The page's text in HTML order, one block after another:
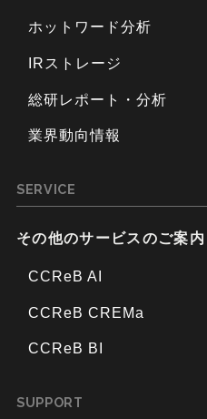
ホットワード分析
IRストレージ
総研レポート・分析
業界動向情報
SERVICE
その他のサービスのご案内
CCReB AI
CCReB CREMa
CCReB BI
SUPPORT